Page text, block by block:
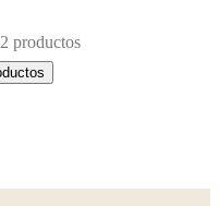
productos